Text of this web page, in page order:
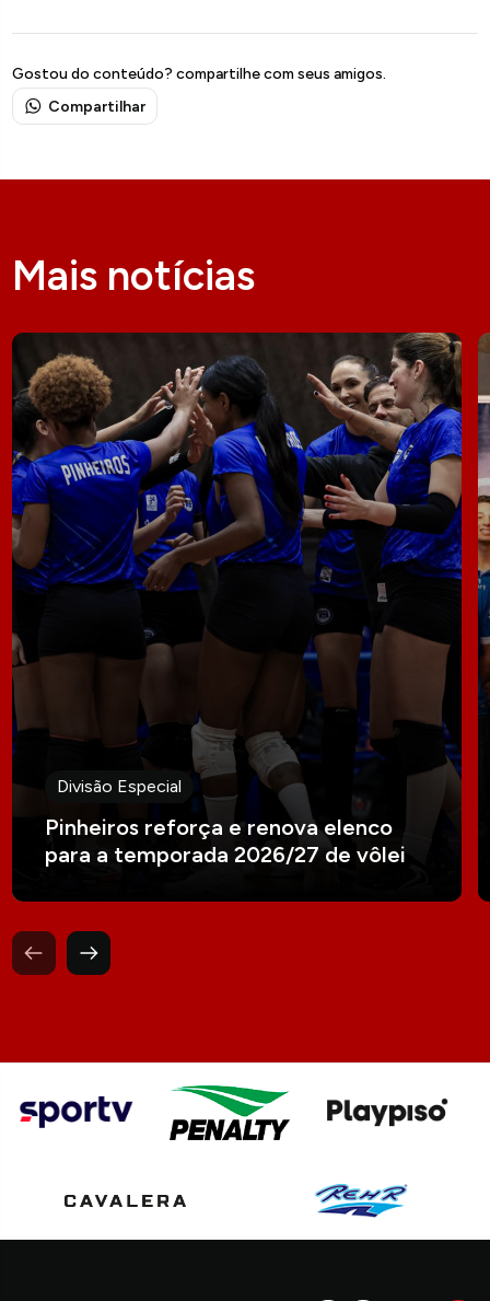
Gostou do conteúdo? compartilhe com seus amigos.
Compartilhar
Mais notícias
Divisão Especial
Pinheiros reforça e renova elenco
para a temporada 2026/27 de vôlei